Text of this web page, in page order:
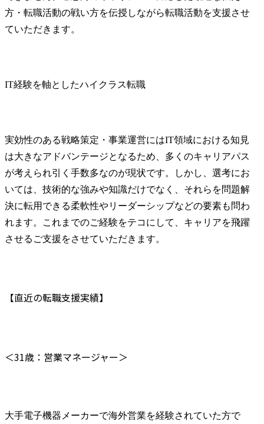
方・転職活動の戦い方を伝授しながら転職活動を支援させ
ていただきます。
IT経験を軸としたハイクラス転職
実効性のある戦略策定・事業運営にはIT領域における知見
は大きなアドバンテージとなるため、多くのキャリアパス
が考えられ引く手数多なのが現状です。しかし、選考にお
いては、技術的な強みや知識だけでなく、それらを問題解
決に転用できる柔軟性やリーダーシップなどの要素も問わ
れます。これまでのご経験をテコにして、キャリアを飛躍
させるご支援をさせていただきます。
【直近の転職支援実績】
＜31歳：営業マネージャー＞
大手電子機器メーカーで海外営業を経験されていた方で